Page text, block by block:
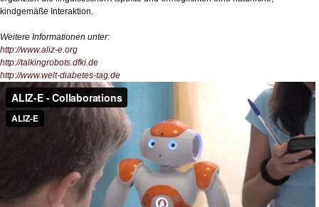
kindgemäße Interaktion.
Weitere Informationen unter:
http://www.aliz-e.org
http://talkingrobots.dfki.de
http://www.welt-diabetes-tag.de